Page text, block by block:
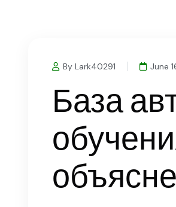
By Lark40291 June
База